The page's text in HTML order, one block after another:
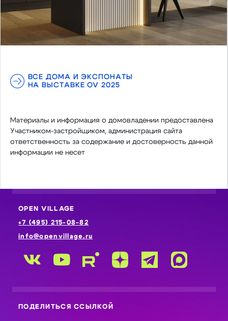
ВСЕ ДОМА И ЭКСПОНАТЫ
НА ВЫСТАВКЕ OV 2025
Материалы и информация о домовладении предоставлена
Участником-застройщиком, администрация сайта
ответственность за содержание и достоверность данной
информации не несет
OPEN VILLAGE
+7 (495) 215-08-82
info@openvillage.ru
ПОДЕЛИТЬСЯ ССЫЛКОЙ